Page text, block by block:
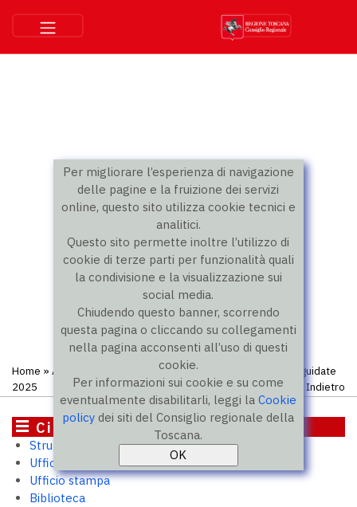
Per migliorare l’esperienza di navigazione
delle pagine e la fruizione dei servizi
online, questo sito utilizza cookie tecnici e
analitici.
Questo sito permette inoltre l’utilizzo di
cookie di terze parti per funzionalità quali
la condivisione e la visualizzazione sui
social media.
Chiudendo questo banner, scorrendo
questa pagina o cliccando su collegamenti
nella pagina acconsenti all’uso di questi
cookie.
Per informazioni sui cookie e su come
eventualmente disabilitarli, leggi laCookie
policy dei siti del Consiglio regionale della
Toscana.
Home » Archivio Fondo Oriana Fallaci» Fondo Fallaci visite guidate
2025
Indietro
Cittadini
Struttura e uffici
Ufficio relazioni con il pubblico
Ufficio stampa
Biblioteca